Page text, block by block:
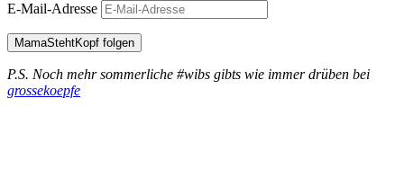
E-Mail-Adresse
MamaStehtKopf folgen
P.S. Noch mehr sommerliche #wibs gibts wie immer drüben bei
grossekoepfe